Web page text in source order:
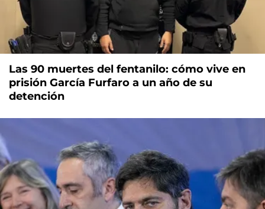
Las 90 muertes del fentanilo: cómo vive en
prisión García Furfaro a un año de su
detención